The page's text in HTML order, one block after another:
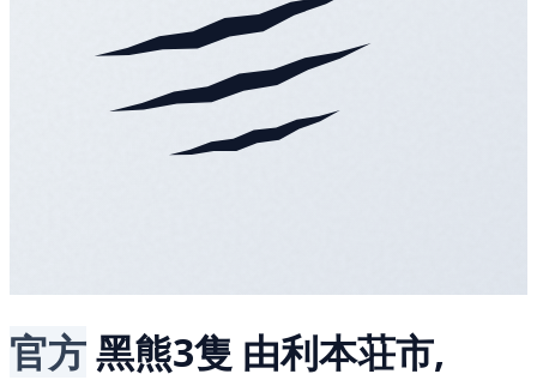
官方黑熊3隻 由利本荘市,